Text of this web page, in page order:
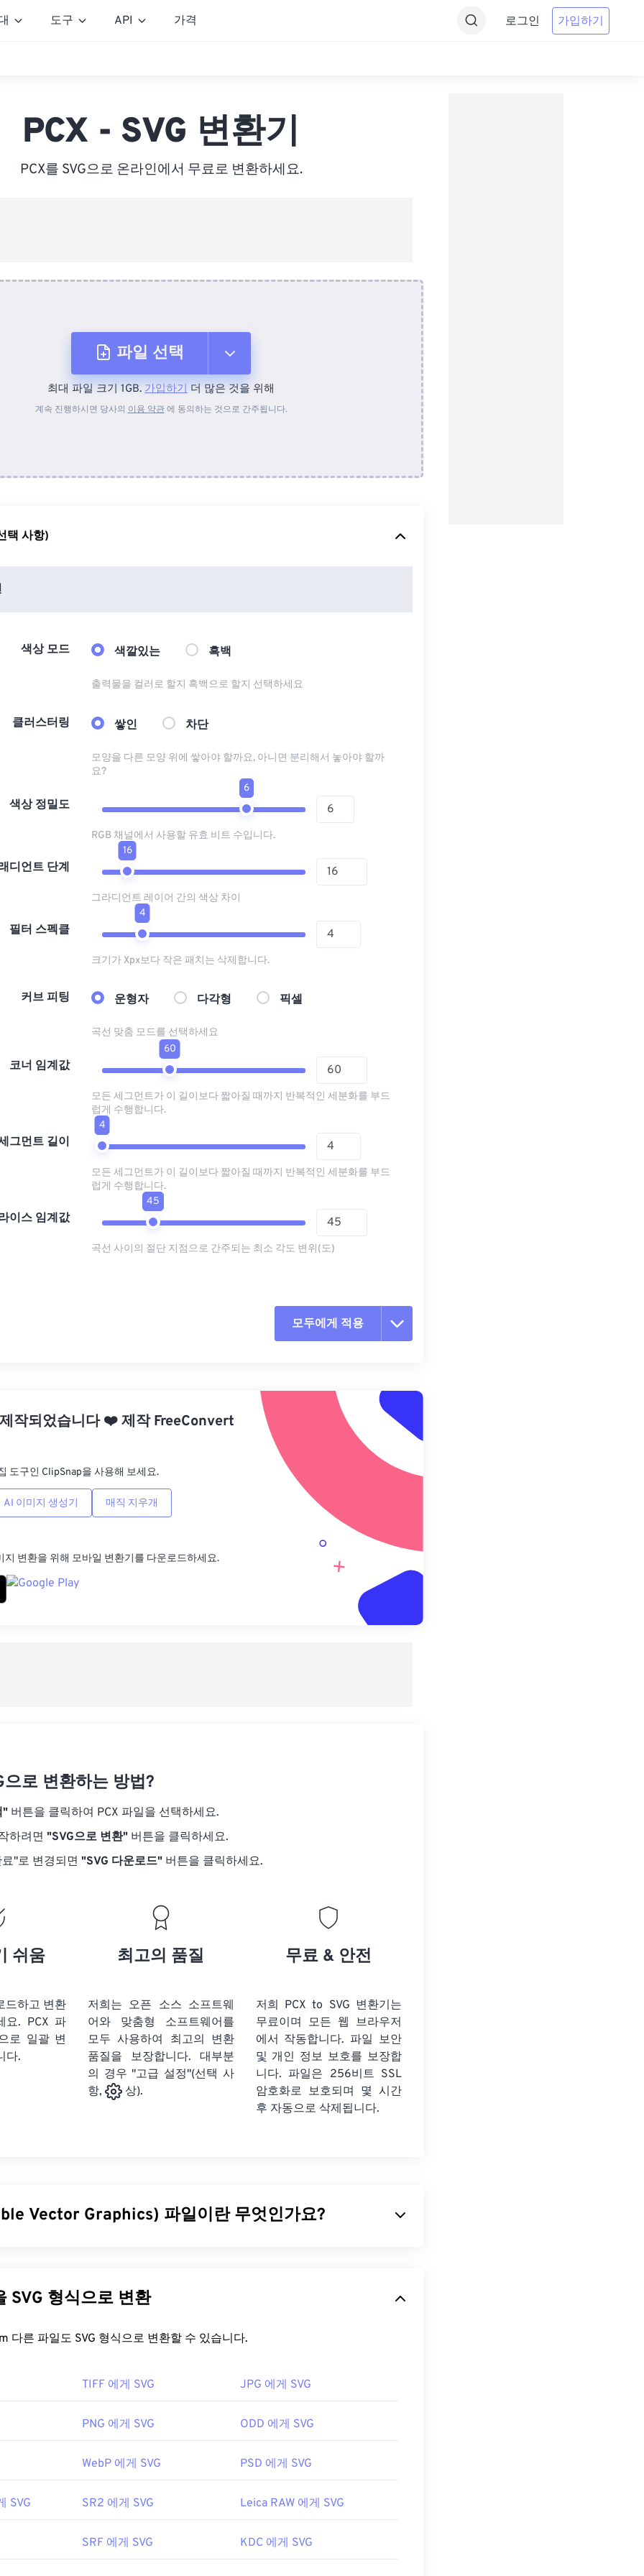
도구 API 가격 로그인 가입하기
PCX - SVG 변환기
PCX를 SVG으로 온라인에서 무료로 변환하세요.
파일 선택
장치에서
최대 파일 크기 1GB. 가입하기 더 많은 것을 위해
계속 진행하시면 당사의 이용 약관에 동의하는 것으로 간주됩니다.
택 사항)
색상 모드 색깔있는 흑백
출력물을 컬러로 할지 흑백으로 할지 선택하세요
클러스터링 쌓인 차단
모양을 다른 모양 위에 쌓아야 할까요, 아니면 분리해서 놓아야 할까
요?
색상 정밀도
6
RGB 채널에서 사용할 유효 비트 수입니다.
디언트 단계
16
그라디언트 레이어 간의 색상 차이
필터 스펙클
4
크기가 Xpx보다 작은 패치는 삭제합니다.
커브 피팅 운형자 다각형 픽셀
곡선 맞춤 모드를 선택하세요
코너 임계값
60
모든 세그먼트가 이 길이보다 짧아질 때까지 반복적인 세분화를 부드
럽게 수행합니다.
그먼트 길이
4
모든 세그먼트가 이 길이보다 짧아질 때까지 반복적인 세분화를 부드
럽게 수행합니다.
이스 임계값
45
곡선 사이의 절단 지점으로 간주되는 최소 각도 변위(도)
모두에게 적용
사전 설정에서 적용
사전 설정으로 저장
작되었습니다❤️제작FreeConvert
도구인 ClipSnap을 사용해 보세요.
AI 이미지 생성기 매직 지우개
지 변환을 위해 모바일 변환기를 다운로드하세요.
으로 변환하는 방법?
" 버튼을 클릭하여 PCX 파일을 선택하세요.
하려면 "SVG으로 변환" 버튼을 클릭하세요.
"로 변경되면 "SVG 다운로드" 버튼을 클릭하세요.
쉬움
드하고 변환
요. PCX 파
로 일괄 변
다.
최고의 품질
저희는 오픈 소스 소프트웨
어와 맞춤형 소프트웨어를
모두 사용하여 최고의 변환
품질을 보장합니다. 대부분
의 경우 "고급 설정"(선택 사
항,
상).
무료 & 안전
저희 PCX to SVG 변환기는
무료이며 모든 웹 브라우저
에서 작동합니다. 파일 보안
및 개인 정보 보호를 보장합
니다. 파일은 256비트 SSL
암호화로 보호되며 몇 시간
후 자동으로 삭제됩니다.
Vector Graphics) 파일이란 무엇인가요?
파일의 주요 장점은 이름에서 알 수 있듯이 확장성입니다. 이 파일 형식은 이
이 크기를 조정할 수 있습니다. 또한 SVG는 이미지 형식이 아니라는 점에서 독
어떻게 여나요?
Windows 메모장이나 macOS용 Brackets 과 같은 일반적인 텍스
키트를
설치하세요. 몇 가지 온라인 도구를 사용하여 SVG 파일을 변환할 수 있
로 변환하는 등 벡터 파일로 변환하려면
SVG to JPG 또는SVG to PNG
다른 파일을 SVG 형식으로 변환
FreeConvert.com 다른 파일도 SVG 형식으로 변환할 수 있습니다.
TIFF 에게 SVG JPG 에게 SVG
PNG 에게 SVG ODD 에게 SVG
WebP 에게 SVG PSD 에게 SVG
SVG SR2 에게 SVG Leica RAW 에게 SVG
SRF 에게 SVG KDC 에게 SVG